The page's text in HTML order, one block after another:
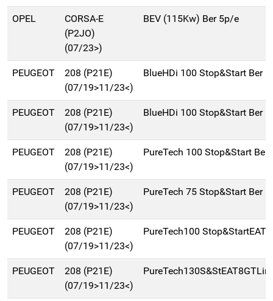
OPEL
CORSA-E
(P2JO)
(07/23>)
BEV (115Kw) Ber 5p/e
PEUGEOT
208 (P21E)
(07/19>11/23<)
BlueHDi 100 Stop&Start Ber
PEUGEOT
208 (P21E)
(07/19>11/23<)
BlueHDi 100 Stop&Start Ber
PEUGEOT
208 (P21E)
(07/19>11/23<)
PureTech 100 Stop&Start
PEUGEOT
208 (P21E)
(07/19>11/23<)
PureTech 75 Stop&Start Ber
PEUGEOT
208 (P21E)
(07/19>11/23<)
PureTech100
PEUGEOT
208 (P21E)
(07/19>11/23<)